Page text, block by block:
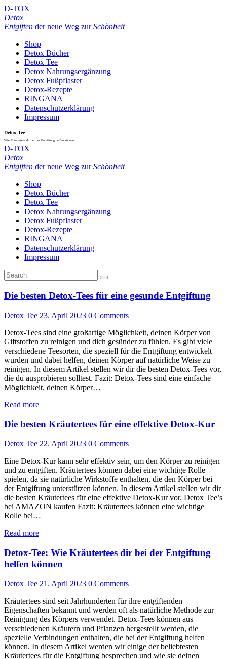
D-TOX
Detox
Entgiften der neue Weg zurSchönheit
Shop
Detox Bücher
Detox Tee
Detox Nahrungsergänzung
Detox Fußpflaster
Detox-Rezepte
RINGANA
Datenschutzerklärung
Impressum
Detox Tee
Wie Kräutertees dir bei der Entgiftung helfen können
D-TOX
Detox
Entgiften der neue Weg zurSchönheit
Shop
Detox Bücher
Detox Tee
Detox Nahrungsergänzung
Detox Fußpflaster
Detox-Rezepte
RINGANA
Datenschutzerklärung
Impressum
Die besten Detox-Tees für eine gesunde Entgiftung
Detox Tee 23. April 2023 0 Comments
Detox-Tees sind eine großartige Möglichkeit, deinen Körper von
Giftstoffen zu reinigen und dich gesünder zu fühlen. Es gibt viele
verschiedene Teesorten, die speziell für die Entgiftung entwickelt
wurden und dabei helfen, deinen Körper auf natürliche Weise zu
reinigen. In diesem Artikel stellen wir dir die besten Detox-Tees vor,
die du ausprobieren solltest. Fazit: Detox-Tees sind eine einfache
Möglichkeit, deinen Körper…
Read more
Die besten Kräutertees für eine effektive Detox-Kur
Detox Tee 22. April 2023 0 Comments
Eine Detox-Kur kann sehr effektiv sein, um den Körper zu reinigen
und zu entgiften. Kräutertees können dabei eine wichtige Rolle
spielen, da sie natürliche Wirkstoffe enthalten, die den Körper bei
der Entgiftung unterstützen können. In diesem Artikel stellen wir dir
die besten Kräutertees für eine effektive Detox-Kur vor. Detox Tee’s
bei AMAZON kaufen Fazit: Kräutertees können eine wichtige
Rolle bei…
Read more
Detox-Tee: Wie Kräutertees dir bei der Entgiftung
helfen können
Detox Tee 21. April 2023 0 Comments
Kräutertees sind seit Jahrhunderten für ihre entgiftenden
Eigenschaften bekannt und werden oft als natürliche Methode zur
Reinigung des Körpers verwendet. Detox-Tees können aus
verschiedenen Kräutern und Pflanzen hergestellt werden, die
spezielle Verbindungen enthalten, die bei der Entgiftung helfen
können. In diesem Artikel werden wir einige der beliebtesten
Kräutertees für die Entgiftung besprechen und wie sie deinen